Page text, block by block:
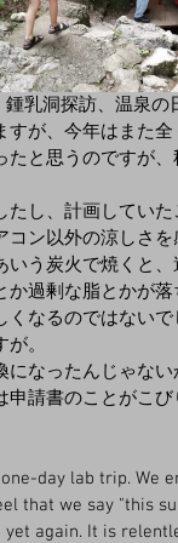
乳洞探訪、温泉の
が、今年はまた
たと思うのですが
し、計画していた
ン以外の涼しさ
う炭火で焼くと
過剰な脂とかが
なるのではない
。
なったんじゃない
申請書のことがこ
that we say "this
again. It is